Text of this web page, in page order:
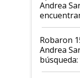
Andrea
cómo
Robaron
Andrea
búsqueda:
toca a